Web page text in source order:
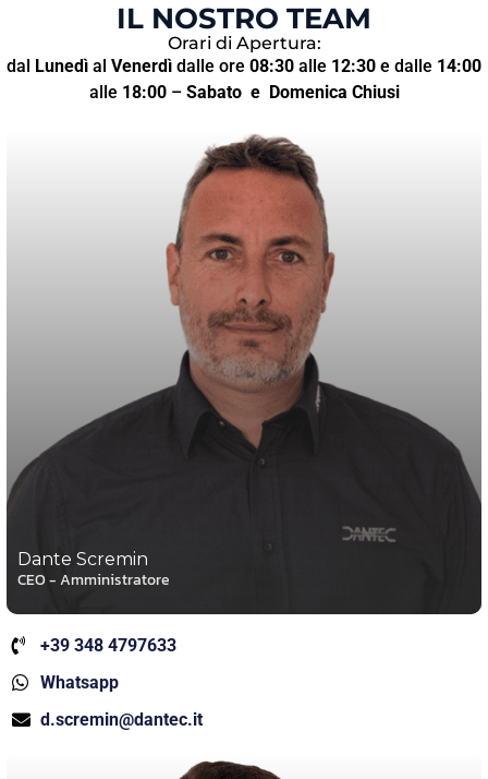
IL NOSTRO TEAM
Orari di Apertura:
dal
Lunedì al Venerdì dalle ore 08:30 alle 12:30 e dalle 14:00
alle 18:00– Sabato e Domenica Chiusi
Dante Scremin
CEO - Amministratore
+39 348 4797633
Whatsapp
d.scremin@dantec.it